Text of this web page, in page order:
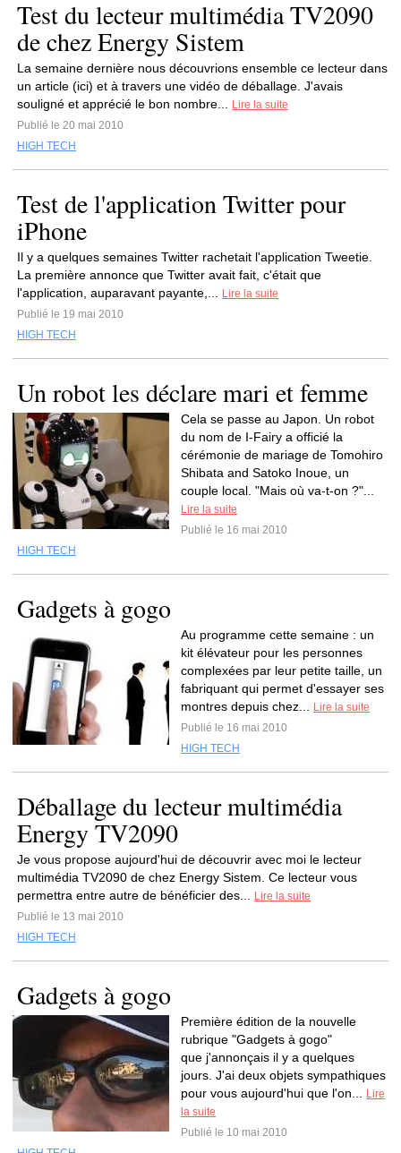
Test du lecteur multimédia TV2090
de chez Energy Sistem
La semaine dernière nous découvrions ensemble ce lecteur dans
un article (ici) et à travers une vidéo de déballage. J'avais
souligné et apprécié le bon nombre...
Lire la suite
Publié le 20 mai 2010
HIGH TECH
Test de l'application Twitter pour
iPhone
Il y a quelques semaines Twitter rachetait l'application Tweetie.
La première annonce que Twitter avait fait, c'était que
l'application, auparavant payante,...
Lire la suite
Publié le 19 mai 2010
HIGH TECH
Un robot les déclare mari et femme
Cela se passe au Japon. Un robot
du nom de I-Fairy a officié la
cérémonie de mariage de Tomohiro
Shibata and Satoko Inoue, un
couple local. "Mais où va-t-on ?"...
Lire la suite
Publié le 16 mai 2010
HIGH TECH
Gadgets à gogo
Au programme cette semaine : un
kit élévateur pour les personnes
complexées par leur petite taille, un
fabriquant qui permet d'essayer ses
montres depuis chez...
Lire la suite
Publié le 16 mai 2010
HIGH TECH
Déballage du lecteur multimédia
Energy TV2090
Je vous propose aujourd'hui de découvrir avec moi le lecteur
multimédia TV2090 de chez Energy Sistem. Ce lecteur vous
permettra entre autre de bénéficier des...
Lire la suite
Publié le 13 mai 2010
HIGH TECH
Gadgets à gogo
Première édition de la nouvelle
rubrique "Gadgets à gogo"
que j'annonçais il y a quelques
jours. J'ai deux objets sympathiques
pour vous aujourd'hui que l'on...
Lire
la suite
Publié le 10 mai 2010